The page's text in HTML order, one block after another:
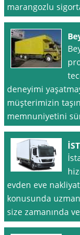
marangozlu
deneyimi
müşterimizin
memnuniyetini
evden eve
konusunda
size zamanında